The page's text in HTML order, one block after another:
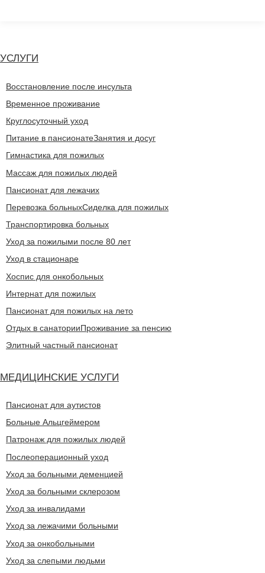
УСЛУГИ
Восстановление после инсульта
Временное проживание
Круглосуточный уход
Питание в пансионатеЗанятия и досуг
Гимнастика для пожилых
Массаж для пожилых людей
Пансионат для лежачих
Перевозка больныхСиделка для пожилых
Транспортировка больных
Уход за пожилыми после 80 лет
Уход в стационаре
Хоспис для онкобольных
Интернат для пожилых
Пансионат для пожилых на лето
Отдых в санаторииПроживание за пенсию
Элитный частный пансионат
МЕДИЦИНСКИЕ УСЛУГИ
Пансионат для аутистов
Больные Альцгеймером
Патронаж для пожилых людей
Послеоперационный уход
Уход за больными деменцией
Уход за больными склерозом
Уход за инвалидами
Уход за лежачими больными
Уход за онкобольными
Уход за слепыми людьми